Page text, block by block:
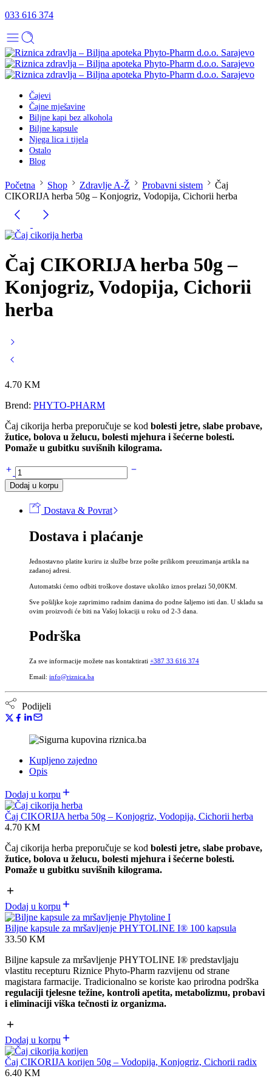
033 616 374
Čajevi
Čajne mješavine
Biljne kapi bez alkohola
Biljne kapsule
Njega lica i tijela
Ostalo
Blog
Početna Shop Zdravlje A-Ž Probavni sistem
Čaj
CIKORIJA herba 50g – Konjogriz, Vodopija, Cichorii herba
Čaj CIKORIJA herba 50g –
Konjogriz, Vodopija, Cichorii
herba
4.70 KM
Brend: PHYTO-PHARM
Čaj cikorija herba preporučuje se kod bolesti jetre, slabe probave,
žutice, bolova u želucu, bolesti mjehura i šećerne bolesti.
Pomaže u gubitku suvišnih kilograma.
Čaj
CIKORIJA
herba
Vodopija,
Cichorii
količina
Dodaj u korpu
Dostava & Povrat
Dostava i plaćanje
Jednostavno platite kuriru iz službe brze pošte prilikom preuzimanja artikla na
zadanoj adresi.
Automatski ćemo odbiti troškove dostave ukoliko iznos prelazi 50,00KM.
Sve pošiljke koje zaprimimo radnim danima do podne šaljemo isti dan. U skladu sa
ovim proizvodi će biti na Vašoj lokaciji u roku od 2-3 dana.
Podrška
Za sve informacije možete nas kontaktirati +387 33 616 374
Email: info@riznica.ba
Podijeli
Kupljeno zajedno
Opis
Dodaj u korpu
Čaj CIKORIJA herba 50g – Konjogriz, Vodopija, Cichorii herba
4.70 KM
Čaj cikorija herba preporučuje se kod bolesti jetre, slabe probave,
žutice, bolova u želucu, bolesti mjehura i šećerne bolesti.
Pomaže u gubitku suvišnih kilograma.
Dodaj u korpu
Biljne kapsule za mršavljenje PHYTOLINE I® 100 kapsula
33.50 KM
Biljne kapsule za mršavljenje PHYTOLINE I® predstavljaju
vlastitu recepturu Riznice Phyto-Pharm razvijenu od strane
magistara farmacije. Tradicionalno se koriste kao prirodna podrška
regulaciji tjelesne težine, kontroli apetita, metabolizmu, probavi
i eliminaciji viška tečnosti iz organizma.
Dodaj u korpu
Čaj CIKORIJA korijen 50g – Vodopija, Konjogriz, Cichorii radix
6.40 KM